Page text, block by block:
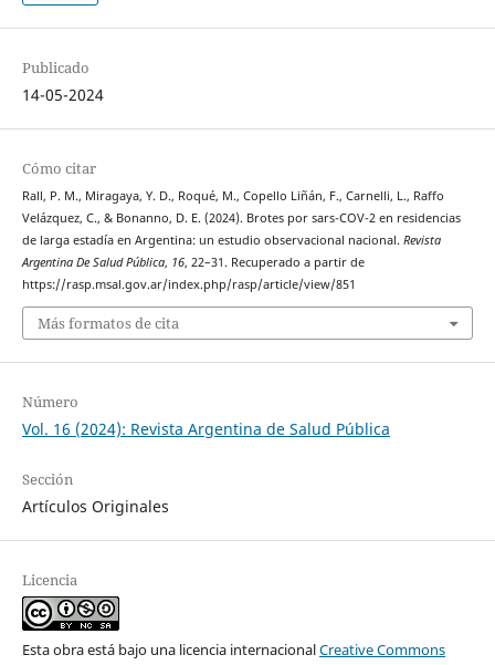
Publicado
14-05-2024
Cómo citar
Rall, P. M., Miragaya, Y. D., Roqué, M., Copello Liñán, F., Carnelli, L., Raffo
Velázquez, C., & Bonanno, D. E. (2024). Brotes por sars-COV-2 en residencias
de larga estadía en Argentina: un estudio observacional nacional. Revista
Argentina De Salud Pública, 16, 22–31. Recuperado a partir de
https://rasp.msal.gov.ar/index.php/rasp/article/view/851
Más formatos de cita
Número
Vol. 16 (2024): Revista Argentina de Salud Pública
Sección
Artículos Originales
Licencia
Esta obra está bajo una licencia internacionalCreative Commons